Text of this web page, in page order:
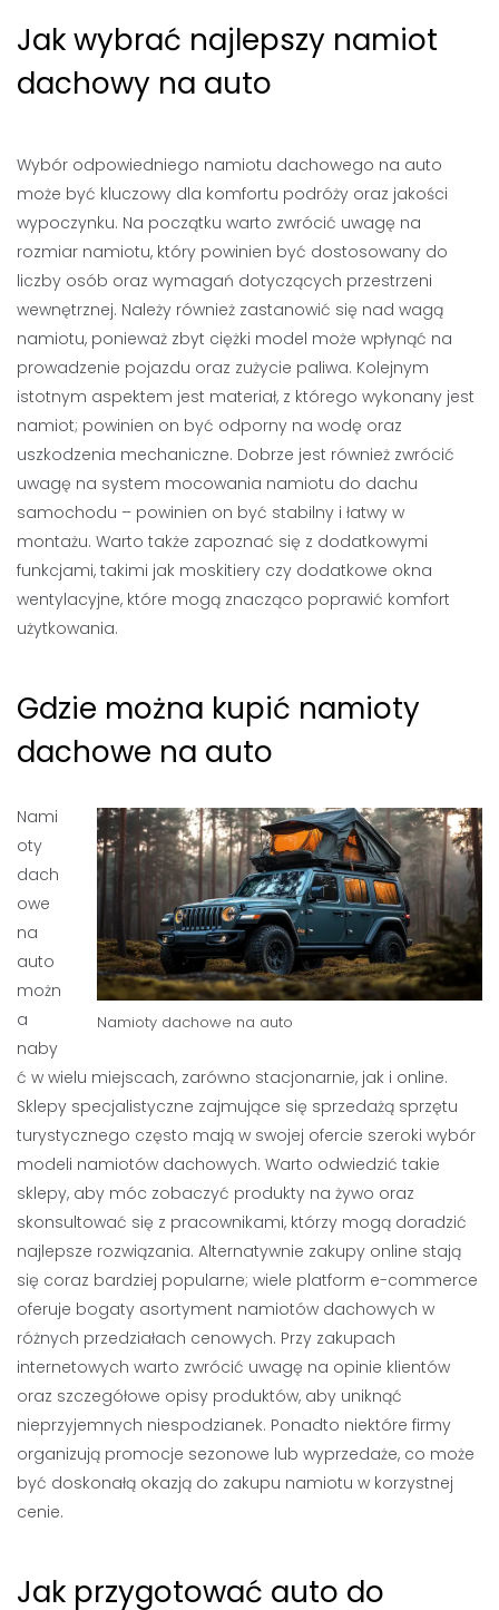
Jak wybrać najlepszy namiot
dachowy na auto
Wybór odpowiedniego namiotu dachowego na auto
może być kluczowy dla komfortu podróży oraz jakości
wypoczynku. Na początku warto zwrócić uwagę na
rozmiar namiotu, który powinien być dostosowany do
liczby osób oraz wymagań dotyczących przestrzeni
wewnętrznej. Należy również zastanowić się nad wagą
namiotu, ponieważ zbyt ciężki model może wpłynąć na
prowadzenie pojazdu oraz zużycie paliwa. Kolejnym
istotnym aspektem jest materiał, z którego wykonany jest
namiot; powinien on być odporny na wodę oraz
uszkodzenia mechaniczne. Dobrze jest również zwrócić
uwagę na system mocowania namiotu do dachu
samochodu – powinien on być stabilny i łatwy w
montażu. Warto także zapoznać się z dodatkowymi
funkcjami, takimi jak moskitiery czy dodatkowe okna
wentylacyjne, które mogą znacząco poprawić komfort
użytkowania.
Gdzie można kupić namioty
dachowe na auto
Namioty dachowe na auto
Nami
oty
dach
owe
na
auto
możn
a
naby
ć w wielu miejscach, zarówno stacjonarnie, jak i online.
Sklepy specjalistyczne zajmujące się sprzedażą sprzętu
turystycznego często mają w swojej ofercie szeroki wybór
modeli namiotów dachowych. Warto odwiedzić takie
sklepy, aby móc zobaczyć produkty na żywo oraz
skonsultować się z pracownikami, którzy mogą doradzić
najlepsze rozwiązania. Alternatywnie zakupy online stają
się coraz bardziej popularne; wiele platform e-commerce
oferuje bogaty asortyment namiotów dachowych w
różnych przedziałach cenowych. Przy zakupach
internetowych warto zwrócić uwagę na opinie klientów
oraz szczegółowe opisy produktów, aby uniknąć
nieprzyjemnych niespodzianek. Ponadto niektóre firmy
organizują promocje sezonowe lub wyprzedaże, co może
być doskonałą okazją do zakupu namiotu w korzystnej
cenie.
Jak przygotować auto do